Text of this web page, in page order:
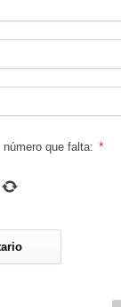
que falta: *